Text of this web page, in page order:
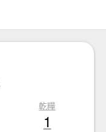
乾糧
1